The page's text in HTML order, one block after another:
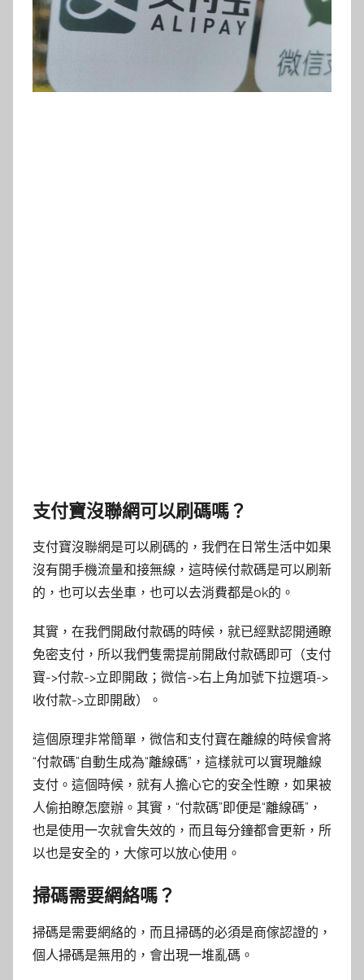
支付寶沒聯網可以刷碼嗎？
支付寶沒聯網是可以刷碼的，我們在日常生活中如果
沒有開手機流量和接無線，這時候付款碼是可以刷新
的，也可以去坐車，也可以去消費都是ok的。
其實，在我們開啟付款碼的時候，就已經默認開通瞭
免密支付，所以我們隻需提前開啟付款碼即可（支付
寶->付款->立即開啟；微信->右上角加號下拉選項->
收付款->立即開啟）。
這個原理非常簡單，微信和支付寶在離線的時候會將
“付款碼”自動生成為“離線碼”，這樣就可以實現離線
支付。這個時候，就有人擔心它的安全性瞭，如果被
人偷拍瞭怎麼辦。其實，“付款碼”即便是“離線碼”，
也是使用一次就會失效的，而且每分鐘都會更新，所
以也是安全的，大傢可以放心使用。
掃碼需要網絡嗎？
掃碼是需要網絡的，而且掃碼的必須是商傢認證的，
個人掃碼是無用的，會出現一堆亂碼。